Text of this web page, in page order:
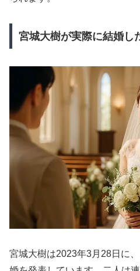
宮城大樹が実際に結婚し
宮城大樹は2023年3月28日に